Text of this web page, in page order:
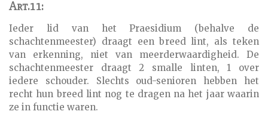
Art.11:
Ieder lid van het Praesidium (behalve de
schachtenmeester) draagt een breed lint, als teken
van erkenning, niet van meerderwaardigheid. De
schachtenmeester draagt 2 smalle linten, 1 over
iedere schouder. Slechts oud-senioren hebben het
recht hun breed lint nog te dragen na het jaar waarin
ze in functie waren.